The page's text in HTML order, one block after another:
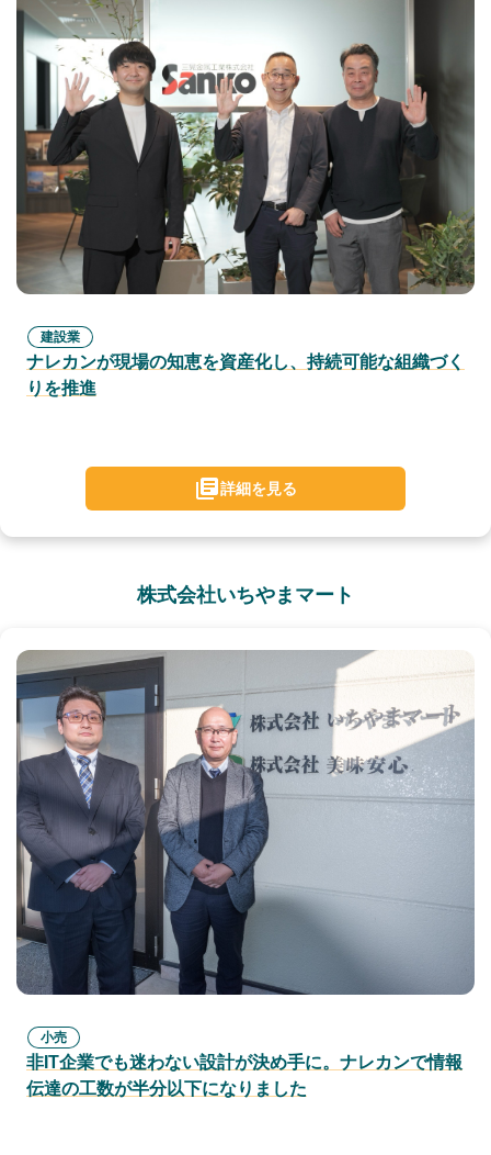
建設業
ナレカンが現場の知恵を資産化し、持続可能な組織づく
りを推進
詳細を見る
株式会社いちやまマート
小売
非IT企業でも迷わない設計が決め手に。ナレカンで情報
伝達の工数が半分以下になりました